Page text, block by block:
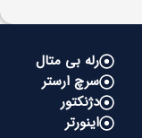
رله بی متال
سرچ ارستر
دژنکتور
اینورتر